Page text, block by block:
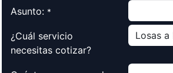
Asunto: *
¿Cuál servicio
necesitas cotizar?